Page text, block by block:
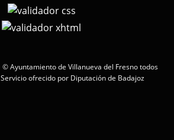
© Ayuntamiento de Villanueva del Fresno todos
Servicio ofrecido por Diputación de Badajoz